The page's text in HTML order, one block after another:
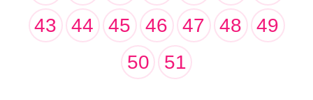
43
44 45 46 47 48
49
50
51